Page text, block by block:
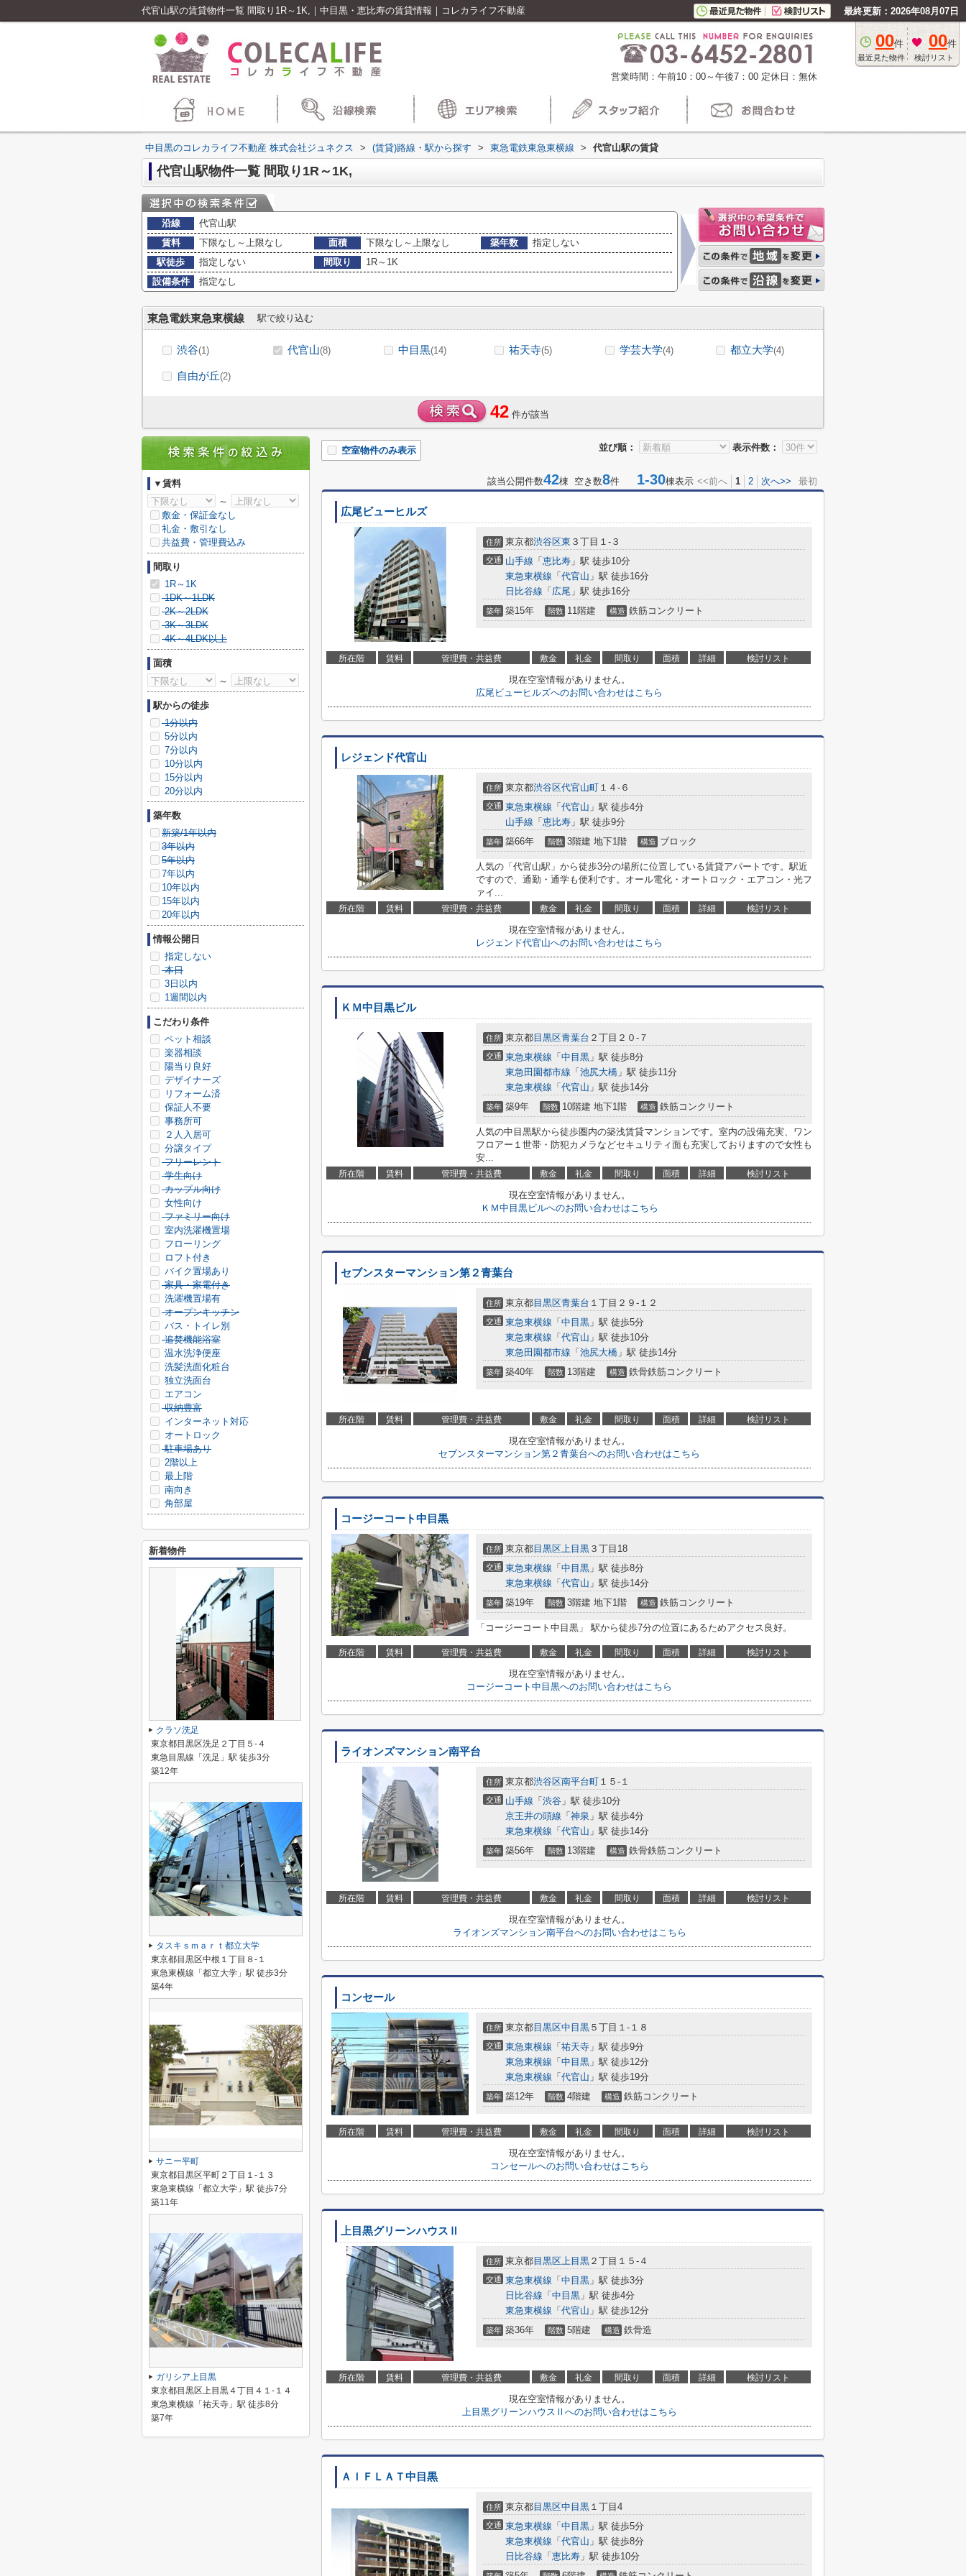
代官山駅の賃貸物件一覧 間取り1R～1K,｜中目黒・恵比寿の賃貸情報｜コレカライフ不動産 最終更新：2026年08月07日
00件
最近見た物件
00件
検討リスト
営業時間：午前10：00～午後7：00 定休日：無休
中目黒のコレカライフ不動産 株式会社ジュネクス > (賃貸)路線・駅から探す > 東急電鉄東急東横線 > 代官山駅の賃貸
代官山駅物件一覧 間取り1R～1K,
沿線
代官山駅
賃料
下限なし～上限なし 面積 下限なし～上限なし 築年数
指定しない
駅徒歩
指定しない 間取り
1R～1K
設備条件
指定なし
東急電鉄東急東横線 駅で絞り込む
渋谷(1) 代官山(8) 中目黒(14) 祐天寺(5) 学芸大学(4) 都立大学(4)
自由が丘(2)
42 件が該当
並び順： 表示件数：
空室物件のみ表示
該当公開件数42棟 空き数8件 1-30棟表示 <<前へ 1 2 次へ>> 最初
広尾ビューヒルズ
住所 東京都渋谷区東 ３丁目１-３
交通 山手線 「 恵比寿 」駅 徒歩10分
東急東横線 「 代官山 」駅 徒歩16分
日比谷線 「 広尾 」駅 徒歩16分
築年 築15年 階数 11階建 構造 鉄筋コンクリート
所在階 賃料 管理費・共益費 敷金 礼金 間取り 面積 詳細 検討リスト
現在空室情報がありません。
広尾ビューヒルズへのお問い合わせはこちら
レジェンド代官山
住所 東京都渋谷区代官山町 １４-６
交通 東急東横線 「 代官山 」駅 徒歩4分
山手線 「 恵比寿 」駅 徒歩9分
築年 築66年 階数 3階建 地下1階 構造 ブロック
人気の「代官山駅」から徒歩3分の場所に位置している賃貸アパートです。駅近
ですので、通勤・通学も便利です。オール電化・オートロック・エアコン・光フ
ァイ...
所在階 賃料 管理費・共益費 敷金 礼金 間取り 面積 詳細 検討リスト
現在空室情報がありません。
レジェンド代官山へのお問い合わせはこちら
ＫＭ中目黒ビル
住所 東京都目黒区青葉台 ２丁目２０-７
交通 東急東横線 「 中目黒 」駅 徒歩8分
東急田園都市線 「 池尻大橋 」駅 徒歩11分
東急東横線 「 代官山 」駅 徒歩14分
築年 築9年 階数 10階建 地下1階 構造 鉄筋コンクリート
人気の中目黒駅から徒歩圏内の築浅賃貸マンションです。室内の設備充実、ワン
フロアー１世帯・防犯カメラなどセキュリティ面も充実しておりますので女性も
安...
所在階 賃料 管理費・共益費 敷金 礼金 間取り 面積 詳細 検討リスト
現在空室情報がありません。
ＫＭ中目黒ビルへのお問い合わせはこちら
セブンスターマンション第２青葉台
住所 東京都目黒区青葉台 １丁目２９-１２
交通 東急東横線 「 中目黒 」駅 徒歩5分
東急東横線 「 代官山 」駅 徒歩10分
東急田園都市線 「 池尻大橋 」駅 徒歩14分
築年 築40年 階数 13階建 構造 鉄骨鉄筋コンクリート
所在階 賃料 管理費・共益費 敷金 礼金 間取り 面積 詳細 検討リスト
現在空室情報がありません。
セブンスターマンション第２青葉台へのお問い合わせはこちら
コージーコート中目黒
住所 東京都目黒区上目黒 ３丁目18
交通 東急東横線 「 中目黒 」駅 徒歩8分
東急東横線 「 代官山 」駅 徒歩14分
築年 築19年 階数 3階建 地下1階 構造 鉄筋コンクリート
「コージーコート中目黒」 駅から徒歩7分の位置にあるためアクセス良好。
所在階 賃料 管理費・共益費 敷金 礼金 間取り 面積 詳細 検討リスト
現在空室情報がありません。
コージーコート中目黒へのお問い合わせはこちら
ライオンズマンション南平台
住所 東京都渋谷区南平台町 １５-１
交通 山手線 「 渋谷 」駅 徒歩10分
京王井の頭線 「 神泉 」駅 徒歩4分
東急東横線 「 代官山 」駅 徒歩14分
築年 築56年 階数 13階建 構造 鉄骨鉄筋コンクリート
所在階 賃料 管理費・共益費 敷金 礼金 間取り 面積 詳細 検討リスト
現在空室情報がありません。
ライオンズマンション南平台へのお問い合わせはこちら
コンセール
住所 東京都目黒区中目黒 ５丁目１-１８
交通 東急東横線 「 祐天寺 」駅 徒歩9分
東急東横線 「 中目黒 」駅 徒歩12分
東急東横線 「 代官山 」駅 徒歩19分
築年 築12年 階数 4階建 構造 鉄筋コンクリート
所在階 賃料 管理費・共益費 敷金 礼金 間取り 面積 詳細 検討リスト
現在空室情報がありません。
コンセールへのお問い合わせはこちら
上目黒グリーンハウスⅡ
住所 東京都目黒区上目黒 ２丁目１５-４
交通 東急東横線 「 中目黒 」駅 徒歩3分
日比谷線 「 中目黒 」駅 徒歩4分
東急東横線 「 代官山 」駅 徒歩12分
築年 築36年 階数 5階建 構造 鉄骨造
所在階 賃料 管理費・共益費 敷金 礼金 間取り 面積 詳細 検討リスト
現在空室情報がありません。
上目黒グリーンハウスⅡへのお問い合わせはこちら
ＡＩＦＬＡＴ中目黒
住所 東京都目黒区中目黒 １丁目4
交通 東急東横線 「 中目黒 」駅 徒歩5分
東急東横線 「 代官山 」駅 徒歩8分
日比谷線 「 恵比寿 」駅 徒歩10分
▼賃料
～
敷金・保証金なし
礼金・敷引なし
共益費・管理費込み
間取り
1R～1K
1DK～1LDK
2K～2LDK
3K～3LDK
4K～4LDK以上
面積
～
駅からの徒歩
1分以内
5分以内
7分以内
10分以内
15分以内
20分以内
築年数
新築/1年以内
3年以内
5年以内
7年以内
10年以内
15年以内
20年以内
情報公開日
指定しない
本日
3日以内
1週間以内
こだわり条件
ペット相談
楽器相談
陽当り良好
デザイナーズ
リフォーム済
保証人不要
事務所可
２人入居可
分譲タイプ
フリーレント
学生向け
カップル向け
女性向け
ファミリー向け
室内洗濯機置場
フローリング
ロフト付き
バイク置場あり
家具・家電付き
洗濯機置場有
オープンキッチン
バス・トイレ別
追焚機能浴室
温水洗浄便座
洗髪洗面化粧台
独立洗面台
エアコン
収納豊富
インターネット対応
オートロック
駐車場あり
2階以上
最上階
南向き
角部屋
新着物件
クラソ洗足
東京都目黒区洗足２丁目５-４
東急目黒線「洗足」駅 徒歩3分
築12年
タスキｓｍａｒｔ都立大学
東京都目黒区中根１丁目８-１
東急東横線「都立大学」駅 徒歩3分
築4年
サニー平町
東京都目黒区平町２丁目１-１３
東急東横線「都立大学」駅 徒歩7分
築11年
ガリシア上目黒
東京都目黒区上目黒４丁目４１-１４
東急東横線「祐天寺」駅 徒歩8分
築7年